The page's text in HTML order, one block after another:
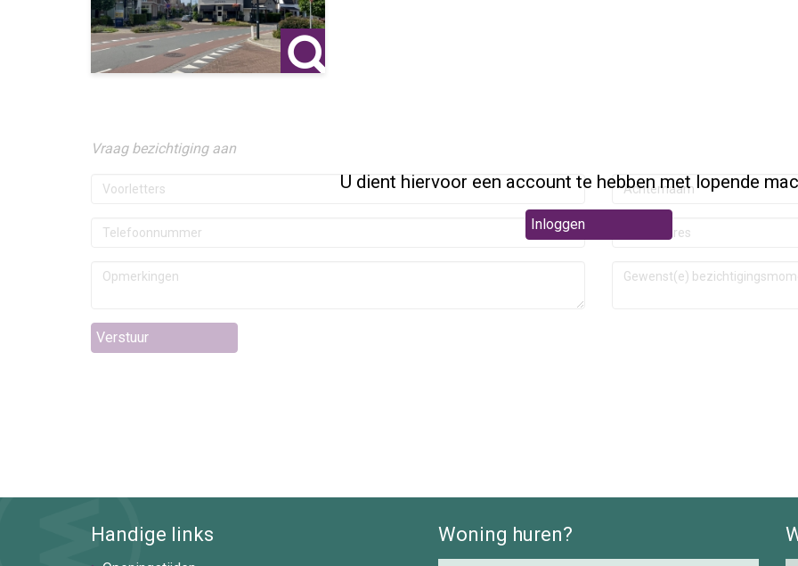
U dient hiervoor een account te hebben met lopende
Inloggen
Vraag bezichtiging aan
Verstuur
Handige links Woning huren?